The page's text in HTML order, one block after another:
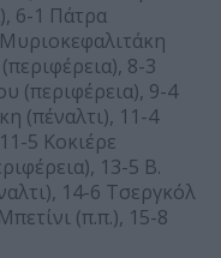
6-1 Πάτρα
8-3
(περιφέρεια), 9-4
(πέναλτι), 11-4
5 Κοκιέρε
13-5 Β.
14-6 Τσεργκόλ
(π.π.), 15-8